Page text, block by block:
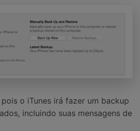
o iTunes irá fazer um backup
incluindo suas mensagens de